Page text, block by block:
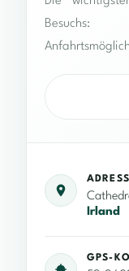
Irland
GPS-